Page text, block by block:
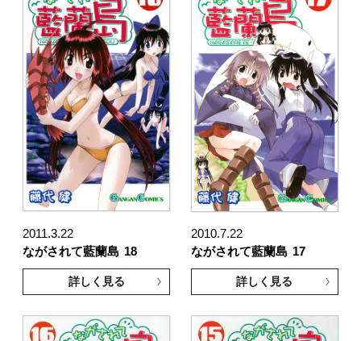
2011.3.22
ながされて藍蘭島 18
詳しく見る
2010.7.22
ながされて藍蘭島 17
詳しく見る